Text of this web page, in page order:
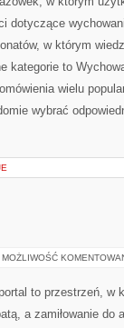
dotyczące
w którym
kategorie to
wielu
wybrać
MOŻLIWOŚĆ
to przestrzeń, w
a zamiłowanie do